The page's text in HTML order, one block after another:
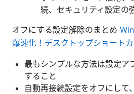
続、セキュリティ設定の
オフにする設定解除のまとめ
爆速化！デスクトップショート
最もシンプルな方法は設定ア
すること
自動再接続設定をオフにして